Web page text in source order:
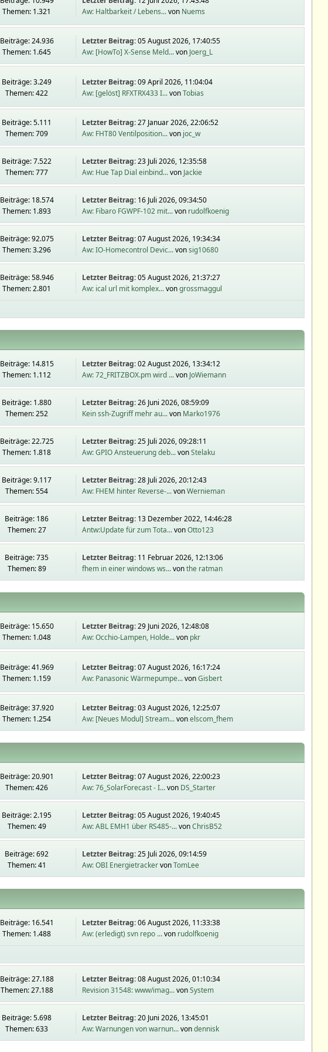
Themen: 1.321
Aw: Haltbarkeit / Lebens...von Nuems
Beiträge: 24.936
Themen: 1.645
Letzter Beitrag:05 August 2026, 17:40:55
Aw: [HowTo] X-Sense Meld...von Joerg_L
Beiträge: 3.249
Themen: 422
Letzter Beitrag:09 April 2026, 11:04:04
Aw: [gelöst] RFXTRX433 I...vonTobias
Beiträge: 5.111
Themen: 709
Letzter Beitrag:27 Januar 2026, 22:06:52
Aw: FHT80 Ventilposition...von joc_w
Beiträge: 7.522
Themen: 777
Letzter Beitrag:23 Juli 2026, 12:35:58
Aw: Hue Tap Dial einbind...von Jackie
Beiträge: 18.574
Themen: 1.893
Letzter Beitrag: 16 Juli 2026, 09:34:50
Aw: Fibaro FGWPF-102 mit...von rudolfkoenig
Beiträge: 92.075
Themen: 3.296
Letzter Beitrag:07 August 2026, 19:34:34
Aw: IO-Homecontrol Devic...vonsig10680
Beiträge: 58.946
Themen: 2.801
Letzter Beitrag:05 August 2026, 21:37:27
Aw: ical url mit komplex...vongrossmaggul
Beiträge: 14.815
Themen: 1.112
Letzter Beitrag:02 August 2026, 13:34:12
Aw: 72_FRITZBOX.pm wird ...von JoWiemann
Beiträge: 1.880
Themen: 252
Letzter Beitrag:26 Juni 2026, 08:59:09
Kein ssh-Zugriff mehr au...von Marko1976
Beiträge: 22.725
Themen: 1.818
Letzter Beitrag:25 Juli 2026, 09:28:11
Aw: GPIO Ansteuerung deb...vonStelaku
Beiträge: 9.117
Themen: 554
Letzter Beitrag:28 Juli 2026, 20:12:43
Aw: FHEM hinter Reverse-...vonWernieman
Beiträge: 186
Themen: 27
Letzter Beitrag: 13 Dezember 2022, 14:46:28
Antw:Update für zum Tota...vonOtto123
Beiträge: 735
Themen: 89
Letzter Beitrag: 11 Februar 2026, 12:13:06
fhem in einer windows ws...vonthe ratman
Beiträge: 15.650
Themen: 1.048
Letzter Beitrag:29 Juni 2026, 12:48:08
Aw: Occhio-Lampen, Holde...von pkr
Beiträge: 41.969
Themen: 1.159
Letzter Beitrag:07 August 2026, 16:17:24
Aw: Panasonic Wärmepumpe...vonGisbert
Beiträge: 37.920
Themen: 1.254
Letzter Beitrag:03 August 2026, 12:25:07
Aw: [Neues Modul] Stream...vonelscom_fhem
Beiträge: 20.901
Themen: 426
Letzter Beitrag:07 August 2026, 22:00:23
Aw: 76_SolarForecast - I...von DS_Starter
Beiträge: 2.195
Themen: 49
Letzter Beitrag:05 August 2026, 19:40:45
Aw: ABL EMH1 über RS485-...vonChrisB52
Beiträge: 692
Themen: 41
Letzter Beitrag:25 Juli 2026, 09:14:59
Aw: OBI EnergietrackervonTomLee
Beiträge: 16.541
Themen: 1.488
Letzter Beitrag:06 August 2026, 11:33:38
Aw: (erledigt) svn repo ...von rudolfkoenig
Beiträge: 27.188
Themen: 27.188
Letzter Beitrag:08 August 2026, 01:10:34
Revision 31548: www/imag...vonSystem
Beiträge: 5.698
Themen: 633
Letzter Beitrag:20 Juni 2026, 13:45:01
Aw: Warnungen von warnun...vondennisk